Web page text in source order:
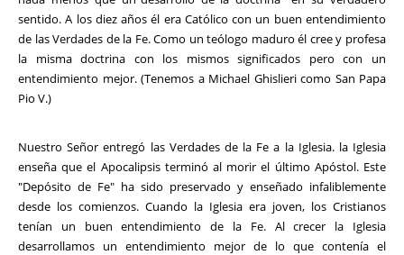
sentido. A los diez años él era Católico con un buen entendimiento
de las Verdades de la Fe. Como un teólogo maduro él cree y profesa
la misma doctrina con los mismos significados pero con un
entendimiento mejor. (Tenemos a Michael Ghislieri como San Papa
Pio V.)
Nuestro Señor entregó las Verdades de la Fe a la Iglesia. la Iglesia
enseña que el Apocalipsis terminó al morir el último Apóstol. Este
"Depósito de Fe" ha sido preservado y enseñado infaliblemente
desde los comienzos. Cuando la Iglesia era joven, los Cristianos
tenían un buen entendimiento de la Fe. Al crecer la Iglesia
desarrollamos un entendimiento mejor de lo que contenía el